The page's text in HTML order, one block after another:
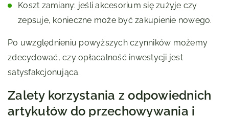
Koszt zamiany: jeśli akcesorium się zużyje czy
zepsuje, konieczne może być zakupienie nowego.
Po uwzględnieniu powyższych czynników możemy
zdecydować, czy opłacalność inwestycji jest
satysfakcjonująca.
Zalety korzystania z odpowiednich
artykułów do przechowywania i